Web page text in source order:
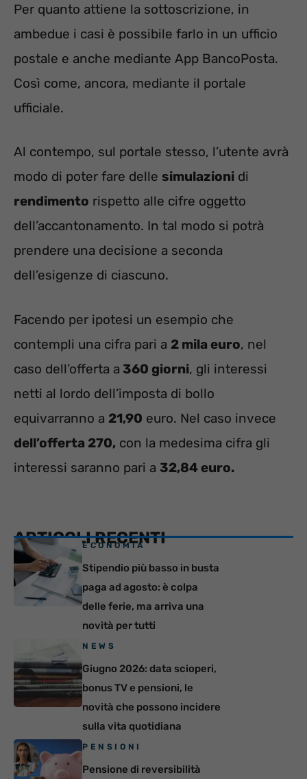
Per quanto attiene la sottoscrizione, in
ambedue i casi è possibile farlo in un ufficio
postale e anche mediante App BancoPosta.
Così come, ancora, mediante il portale
ufficiale.
Al contempo, sul portale stesso, l’utente avrà
modo di poter fare delle simulazioni di
rendimento rispetto alle cifre oggetto
dell’accantonamento. In tal modo si potrà
prendere una decisione a seconda
dell’esigenze di ciascuno.
Facendo per ipotesi un esempio che
contempli una cifra pari a 2 mila euro, nel
caso dell’offerta a 360 giorni, gli interessi
netti al lordo dell’imposta di bollo
equivarranno a 21,90 euro. Nel caso invece
dell’offerta 270, con la medesima cifra gli
interessi saranno pari a 32,84 euro.
ARTICOLI RECENTI
ECONOMIA
Stipendio più basso in busta
paga ad agosto: è colpa
delle ferie, ma arriva una
novità per tutti
NEWS
Giugno 2026: data scioperi,
bonus TV e pensioni, le
novità che possono incidere
sulla vita quotidiana
PENSIONI
Pensione di reversibilità